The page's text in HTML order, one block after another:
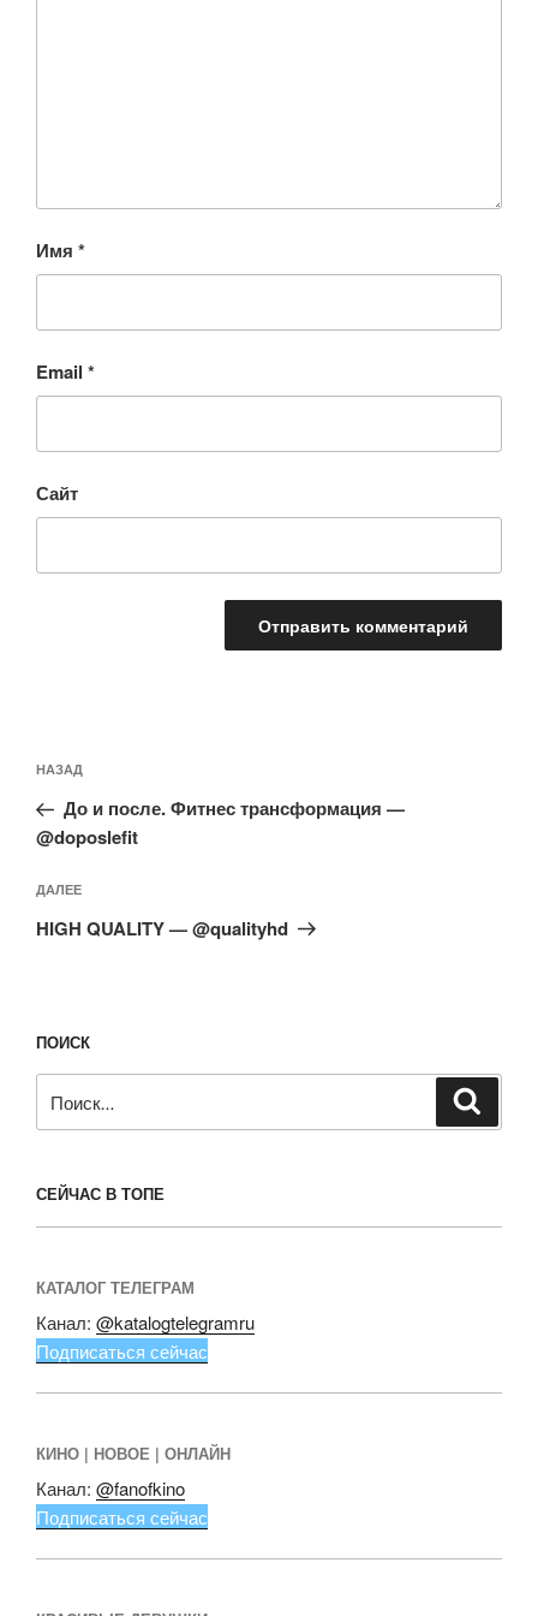
Имя *
Email *
Сайт
по
записям
Предыдущая
запись:
НАЗАД
До и после. Фитнес трансформация —
@doposlefit
Следующая
запись
ДАЛЕЕ
HIGH QUALITY — @qualityhd
ПОИСК
СЕЙЧАС В ТОПЕ
КАТАЛОГ ТЕЛЕГРАМ
Канал: @katalogtelegramru
Подписаться сейчас
КИНО | НОВОЕ | ОНЛАЙН
Канал: @fanofkino
Подписаться сейчас